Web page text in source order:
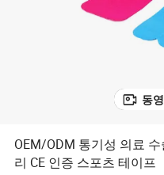
동
OEM/ODM 통기성 의료
리 CE 인증 스포츠 테이프